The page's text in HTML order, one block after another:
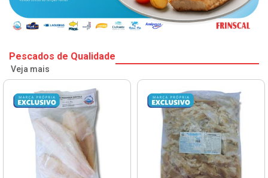
Pescados de Qualidade
Veja mais